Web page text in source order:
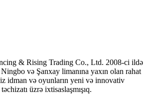
& Rising Trading Co., Ltd. 2008-ci ildə
və Şanxay limanına yaxın olan rahat
idman və oyunların yeni və innovativ
üzrə ixtisaslaşmışıq.